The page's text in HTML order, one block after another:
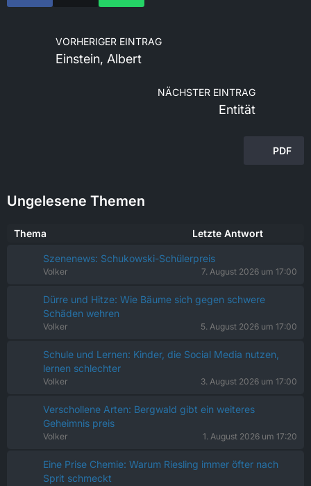
VORHERIGER EINTRAG
Einstein, Albert
NÄCHSTER EINTRAG
Entität
PDF
Ungelesene Themen
Thema Letzte Antwort
Szenenews: Schukowski-Schülerpreis
Volker 7. August 2026 um 17:00
Dürre und Hitze: Wie Bäume sich gegen schwere
Schäden wehren
Volker 5. August 2026 um 17:00
Schule und Lernen: Kinder, die Social Media nutzen,
lernen schlechter
Volker 3. August 2026 um 17:00
Verschollene Arten: Bergwald gibt ein weiteres
Geheimnis preis
Volker 1. August 2026 um 17:20
Eine Prise Chemie: Warum Riesling immer öfter nach
Sprit schmeckt